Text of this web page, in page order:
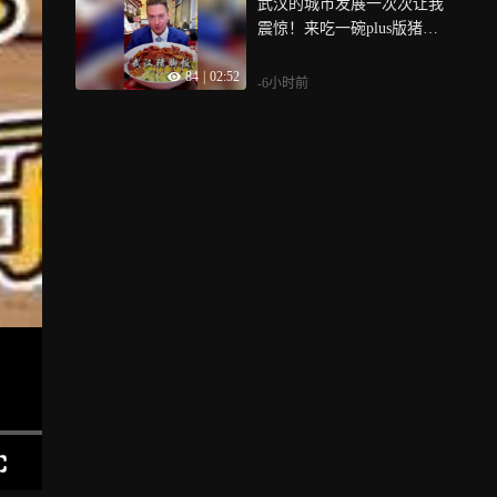
84 02:52
武汉的城市发展一次次让我
震惊！来吃一碗plus版猪脚
-6小时前